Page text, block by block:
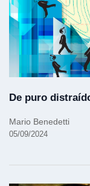
De puro
Mario Benedetti
05/09/2024